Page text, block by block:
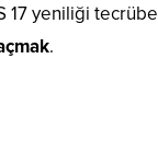
yeniliği
.